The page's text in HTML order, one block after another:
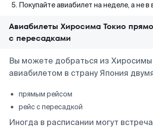
Покупайте авиабилет на неделе, а не
Авиабилеты Хиросима Токио
с пересадками
Вы можете добраться из Хиросимы
авиабилетом в страну Япония
прямым рейсом
рейс с пересадкой
Иногда в расписании могут